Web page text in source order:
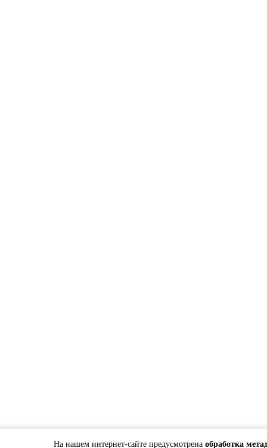
На нашем интернет-сайте предусмотрена обработка